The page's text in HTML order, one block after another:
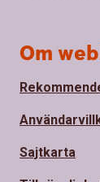
Om
Sajtkarta